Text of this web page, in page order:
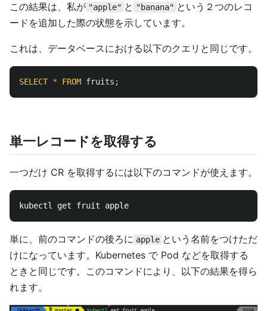
この結果は、私が "apple" と "banana" という２つのレコ
ードを追加した際の状態を示しています。
これは、データベースにおける以下のクエリと同じです。
SELECT * FROM fruits ;
単一レコードを取得する
一つだけ CR を取得するには以下のコマンドが使えます。
単に、前のコマンドの後ろに apple という名前をつけただ
けになっています。Kubernetes で Pod などを取得する
ときと同じです。このコマンドにより、以下の結果を得ら
れます。